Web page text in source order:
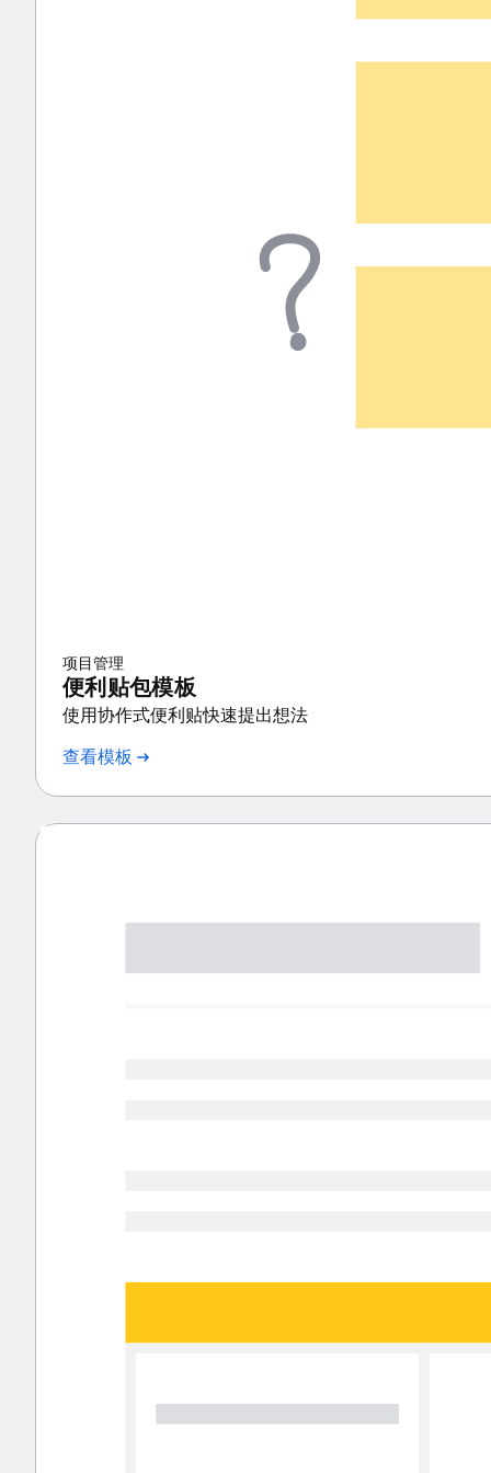
项目管理
便利贴包模板
使用协作式便利贴快速提出想法
查看模板